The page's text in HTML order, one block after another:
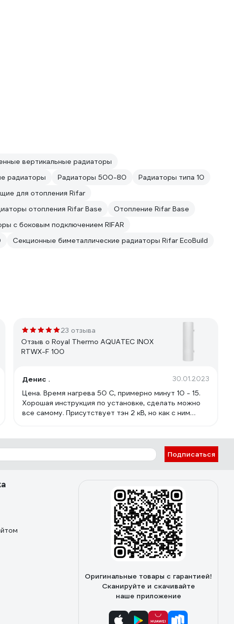
вертикальные радиаторы
радиаторы Радиаторы 500-80
Радиаторы типа 10
для отопления Rifar
отопления Rifar Base
Отопление Rifar Base
с боковым подключением RIFAR
Секционные биметаллические радиаторы Rifar EcoBuild
23 отзыва
Отзыв о Royal Thermo AQUATEC INOX
RTWX-F 100
Денис . 30.01.2023
Цена. Время нагрева 50 С, примерно минут 10 - 15.
Хорошая инструкция по установке, сделать можно
все самому. Присутствует тэн 2 кВ, но как с ним
Подписаться
Оригинальные товары с гарантией!
Сканируйте и скачивайте
наше приложение